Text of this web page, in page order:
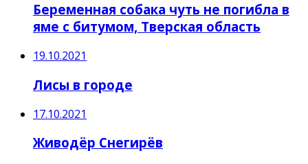
Беременная собака чуть не погибла в
яме с битумом, Тверская область
19.10.2021
Лисы в городе
17.10.2021
Живодёр Снегирёв